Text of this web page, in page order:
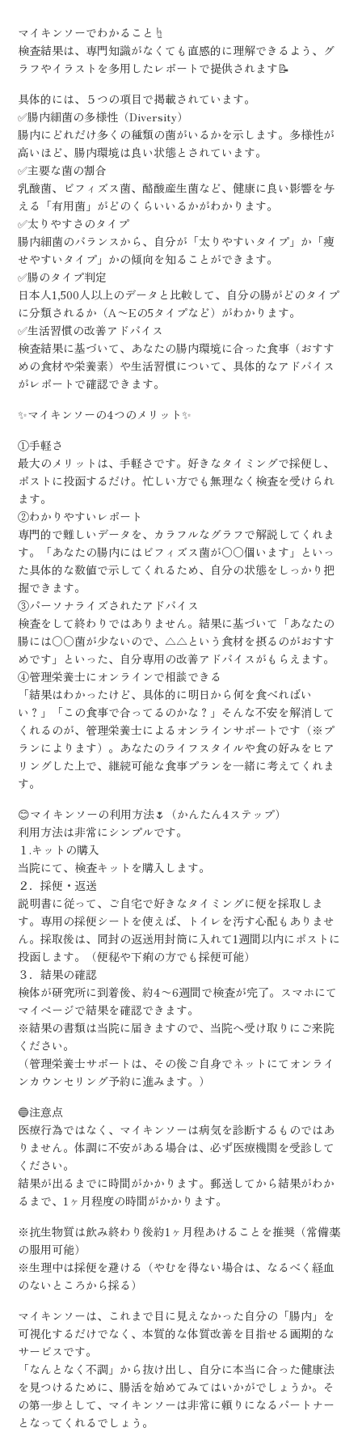
マイキンソーでわかること☝️
検査結果は、専門知識がなくても直感的に理解できるよう、グ
ラフやイラストを多用したレポートで提供されます📝
具体的には、５つの項目で掲載されています。
✅腸内細菌の多様性（Diversity）
腸内にどれだけ多くの種類の菌がいるかを示します。多様性が
高いほど、腸内環境は良い状態とされています。
✅主要な菌の割合
乳酸菌、ビフィズス菌、酪酸産生菌など、健康に良い影響を与
える「有用菌」がどのくらいいるかがわかります。
✅太りやすさのタイプ
腸内細菌のバランスから、自分が「太りやすいタイプ」か「痩
せやすいタイプ」かの傾向を知ることができます。
✅腸のタイプ判定
日本人1,500人以上のデータと比較して、自分の腸がどのタイプ
に分類されるか（A〜Eの5タイプなど）がわかります。
✅生活習慣の改善アドバイス
検査結果に基づいて、あなたの腸内環境に合った食事（おすす
めの食材や栄養素）や生活習慣について、具体的なアドバイス
がレポートで確認できます。
✨マイキンソーの4つのメリット✨
①手軽さ
最大のメリットは、手軽さです。好きなタイミングで採便し、
ポストに投函するだけ。忙しい方でも無理なく検査を受けられ
ます。
②わかりやすいレポート
専門的で難しいデータを、カラフルなグラフで解説してくれま
す。「あなたの腸内にはビフィズス菌が〇〇個います」といっ
た具体的な数値で示してくれるため、自分の状態をしっかり把
握できます。
③パーソナライズされたアドバイス
検査をして終わりではありません。結果に基づいて「あなたの
腸には〇〇菌が少ないので、△△という食材を摂るのがおすす
めです」といった、自分専用の改善アドバイスがもらえます。
④管理栄養士にオンラインで相談できる
「結果はわかったけど、具体的に明日から何を食べればい
い？」「この食事で合ってるのかな？」そんな不安を解消して
くれるのが、管理栄養士によるオンラインサポートです（※プ
ランによります）。あなたのライフスタイルや食の好みをヒア
リングした上で、継続可能な食事プランを一緒に考えてくれま
す。
😊マイキンソーの利用方法🌷（かんたん4ステップ）
利用方法は非常にシンプルです。
１.キットの購入
当院にて、検査キットを購入します。
２．採便・返送
説明書に従って、ご自宅で好きなタイミングに便を採取しま
す。専用の採便シートを使えば、トイレを汚す心配もありませ
ん。採取後は、同封の返送用封筒に入れて1週間以内にポストに
投函します。（便秘や下痢の方でも採便可能）
３．結果の確認
検体が研究所に到着後、約4〜6週間で検査が完了。スマホにて
マイページで結果を確認できます。
※結果の書類は当院に届きますので、当院へ受け取りにご来院
ください。
（管理栄養士サポートは、その後ご自身でネットにてオンライ
ンカウンセリング予約に進みます。）
🔵注意点
医療行為ではなく、マイキンソーは病気を診断するものではあ
りません。体調に不安がある場合は、必ず医療機関を受診して
ください。
結果が出るまでに時間がかかります。郵送してから結果がわか
るまで、1ヶ月程度の時間がかかります。
※抗生物質は飲み終わり後約1ヶ月程あけることを推奨（常備薬
の服用可能）
※生理中は採便を避ける（やむを得ない場合は、なるべく経血
のないところから採る）
マイキンソーは、これまで目に見えなかった自分の「腸内」を
可視化するだけでなく、本質的な体質改善を目指せる画期的な
サービスです。
「なんとなく不調」から抜け出し、自分に本当に合った健康法
を見つけるために、腸活を始めてみてはいかがでしょうか。そ
の第一歩として、マイキンソーは非常に頼りになるパートナー
となってくれるでしょう。